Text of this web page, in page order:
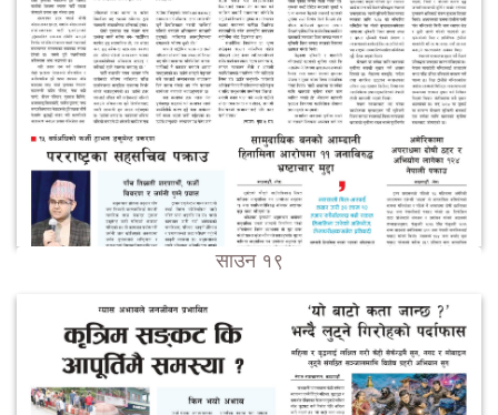
साउन १९